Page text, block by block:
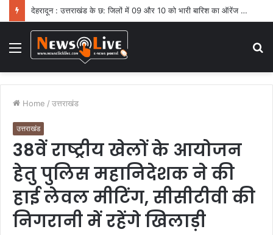
देहरादून : उत्तराखंड के छ: जिलों में 09 और 10 को भारी बारिश का ऑरेंज अलर्ट
Menu
Home / उत्तराखंड
उत्तराखंड
38वें राष्ट्रीय खेलों के आयोजन
हेतु पुलिस महानिदेशक ने की
हाई लेवल मीटिंग, सीसीटीवी की
निगरानी में रहेंगे खिलाड़ी